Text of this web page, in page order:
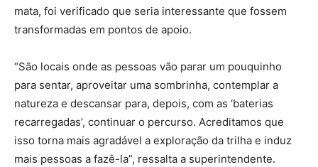
mata, foi verificado que seria interessante que fossem
transformadas em pontos de apoio.
“São locais onde as pessoas vão parar um pouquinho
para sentar, aproveitar uma sombrinha, contemplar a
natureza e descansar para, depois, com as ‘baterias
recarregadas’, continuar o percurso. Acreditamos que
isso torna mais agradável a exploração da trilha e induz
mais pessoas a fazê-la”, ressalta a superintendente.